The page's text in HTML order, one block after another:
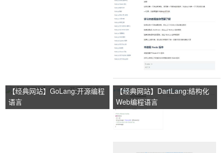
【经典网站】GoLang:开源编程
语言
【经典网站】DartLang:结构化
Web编程语言